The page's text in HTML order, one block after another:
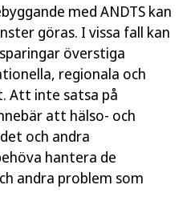
med ANDTS kan
göras. I vissa fall kan
överstiga
regionala och
Att inte satsa på
att hälso- och
och andra
hantera de
andra problem som